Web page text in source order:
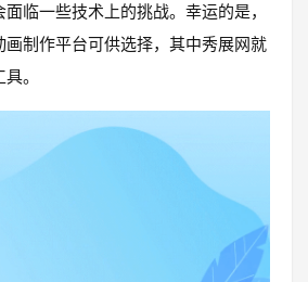
临一些技术上的挑战。幸运的是，
制作平台可供选择，其中秀展网就
。